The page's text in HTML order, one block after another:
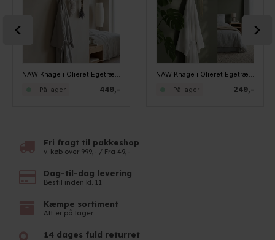
NAW Knage i Olieret Egetræ - INGA, 9 knager
449,-
På lager
NAW Knage i Olieret Egetræ - INGA, 3 knager
249,-
På lager
Fri fragt til pakkeshop
v. køb over 999,- / Fra 49,-
Dag-til-dag levering
Bestil inden kl. 11
Kæmpe sortiment
Alt er på lager
14 dages fuld returret